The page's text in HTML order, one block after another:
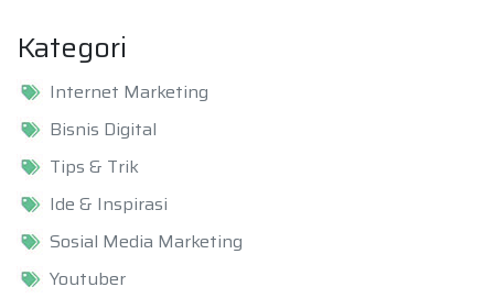
Kategori
Internet Marketing
Bisnis Digital
Tips & Trik
Ide & Inspirasi
Sosial Media Marketing
Youtuber